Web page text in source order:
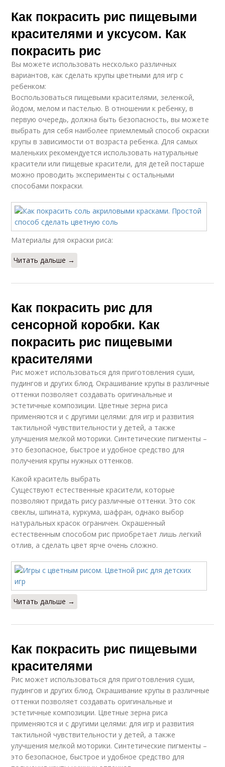
Как покрасить рис пищевыми
красителями и уксусом. Как
покрасить рис
Вы можете использовать несколько различных
вариантов, как сделать крупы цветными для игр с
ребенком:
Воспользоваться пищевыми красителями, зеленкой,
йодом, мелом и пастелью. В отношении к ребенку, в
первую очередь, должна быть безопасность, вы можете
выбрать для себя наиболее приемлемый способ окраски
крупы в зависимости от возраста ребенка. Для самых
маленьких рекомендуется использовать натуральные
красители или пищевые красители, для детей постарше
можно проводить эксперименты с остальными
способами покраски.
Материалы для окраски риса:
Читать дальше →
Как покрасить рис для
сенсорной коробки. Как
покрасить рис пищевыми
красителями
Рис может использоваться для приготовления суши,
пудингов и других блюд. Окрашивание крупы в различные
оттенки позволяет создавать оригинальные и
эстетичные композиции. Цветные зерна риса
применяются и с другими целями: для игр и развития
тактильной чувствительности у детей, а также
улучшения мелкой моторики. Синтетические пигменты –
это безопасное, быстрое и удобное средство для
получения крупы нужных оттенков.
Какой краситель выбрать
Существуют естественные красители, которые
позволяют придать рису различные оттенки. Это сок
свеклы, шпината, куркума, шафран, однако выбор
натуральных красок ограничен. Окрашенный
естественным способом рис приобретает лишь легкий
отлив, а сделать цвет ярче очень сложно.
Читать дальше →
Как покрасить рис пищевыми
красителями
Рис может использоваться для приготовления суши,
пудингов и других блюд. Окрашивание крупы в различные
оттенки позволяет создавать оригинальные и
эстетичные композиции. Цветные зерна риса
применяются и с другими целями: для игр и развития
тактильной чувствительности у детей, а также
улучшения мелкой моторики. Синтетические пигменты –
это безопасное, быстрое и удобное средство для